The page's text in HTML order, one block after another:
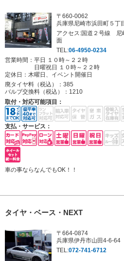
〒660-0062
兵庫県尼崎市浜田町５丁
アクセス:国道２号線 尼
面
TEL:06-4950-0234
営業時間：平日 １０時～２２時
日曜祝日 １０時～２２時
定休日： 木曜日、イベント開催日
廃タイヤ料（税込）： 385
バルブ交換料（税込）： 1210
取付・対応可能項目：
支払・サービス：
車の事ならなんでもOK！！
タイヤ・ベース・NEXT
〒664-0874
兵庫県伊丹市山田4-6-64
TEL:072-741-6712